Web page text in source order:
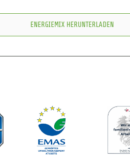
ENERGIEMIX HERUNTERLADEN